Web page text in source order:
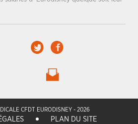
CFDT EURODISNEY - 2026
PLAN DU SITE